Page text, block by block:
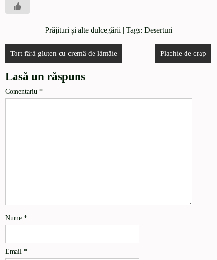
Prăjituri și alte dulcegării | Tags: Deserturi
Tort fără gluten cu cremă de lămâie Plachie de crap
Lasă un răspuns
Comentariu*
Nume*
Email*